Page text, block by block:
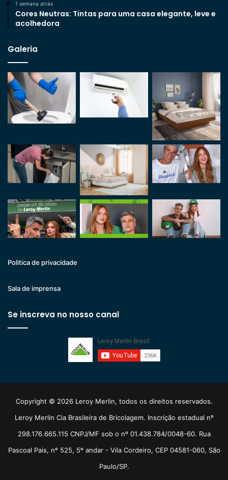
1 semana atrás
Cores Neutras: Tintas para uma casa elegante, leve e
acolhedora
Galeria
Politica de privacidade
Sala de imprensa
Se inscreva no nosso canal
Copyright © 2026 Leroy Merlin, todos os direitos reservados.
Leroy Merlin Cia Brasileira de Bricolagem. Inscrição estadual nº
298.176.665.115 CNPJ/MF sob o nº 01.438.784/0048-60. Rua
Pascoal Pais, nº 525, 5º andar - Vila Cordeiro, CEP 04581-060, São
Paulo/SP.